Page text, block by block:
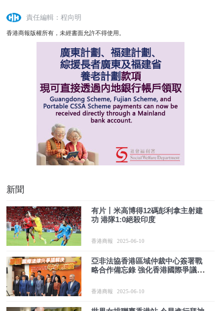
責任編輯：程向明
香港商報版權所有，未經書面允許不得使用。
新聞
有片丨米高博得12碼彭利拿主射建
功 港隊1:0絕殺印度
香港商報 2025-06-10
亞非法協香港區域仲裁中心簽署戰
略合作備忘錄 強化香港國際爭議解
香港商報 2025-06-10